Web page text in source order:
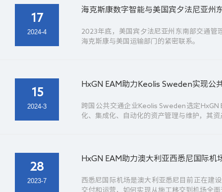
17
2024-4
海克斯康数字智能与美国宾夕法尼亚州
2023年底，美国宾夕法尼亚州东南部交通
海克斯康与美国运输部门的紧密联系。
15
2024-3
HxGN EAM助力Keolis Sweden实现公
跨国公共交通企业Keolis Sweden选定HxGN
化、集成化、自动化的资产管理与维护，其
28
2023-7
HxGN EAM助力澳大利亚西悉尼国际机
西悉尼国际机场是澳大利亚悉尼目前正在建
交付和运营，如何实现从施工移交到机场全